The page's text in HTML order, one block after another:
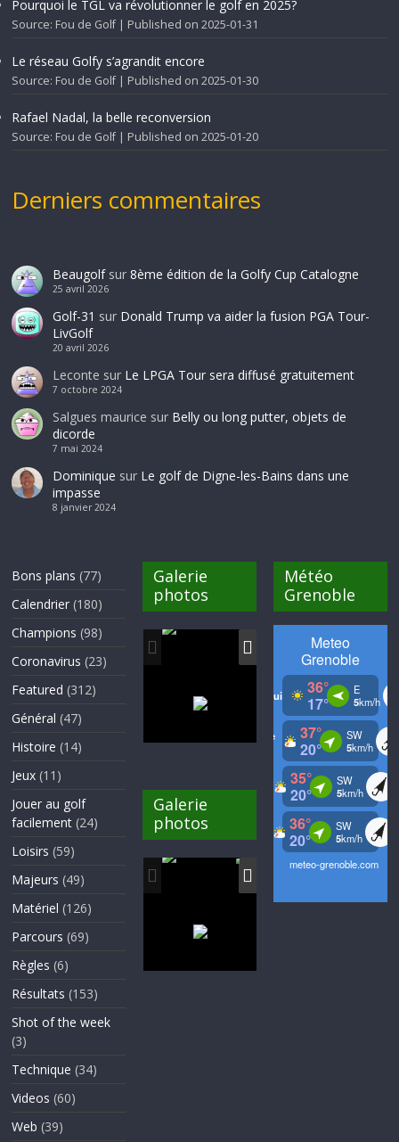
Pourquoi le TGL va révolutionner le golf en 2025?
Source: Fou de Golf Published on 2025-01-31
Le réseau Golfy s’agrandit encore
Source: Fou de Golf Published on 2025-01-30
Rafael Nadal, la belle reconversion
Source: Fou de Golf Published on 2025-01-20
Derniers commentaires
Beaugolfsur 8ème édition de la Golfy Cup Catalogne
25 avril 2026
Golf-31 sur Donald Trump va aider la fusion PGA Tour-
LivGolf
20 avril 2026
Leconte sur Le LPGA Tour sera diffusé gratuitement
7 octobre 2024
Salgues maurice sur Belly ou long putter, objets de
dicorde
7 mai 2024
Dominique sur Le golf de Digne-les-Bains dans une
impasse
8 janvier 2024
Bons plans (77)
Calendrier (180)
Champions (98)
Coronavirus (23)
Featured (312)
Général (47)
Histoire (14)
Jeux (11)
Jouer au golf
facilement (24)
Loisirs (59)
Majeurs (49)
Matériel (126)
Parcours (69)
Règles (6)
Résultats (153)
Shot of the week
(3)
Technique (34)
Videos (60)
Web (39)
Galerie
photos
Galerie
photos
Météo
Grenoble